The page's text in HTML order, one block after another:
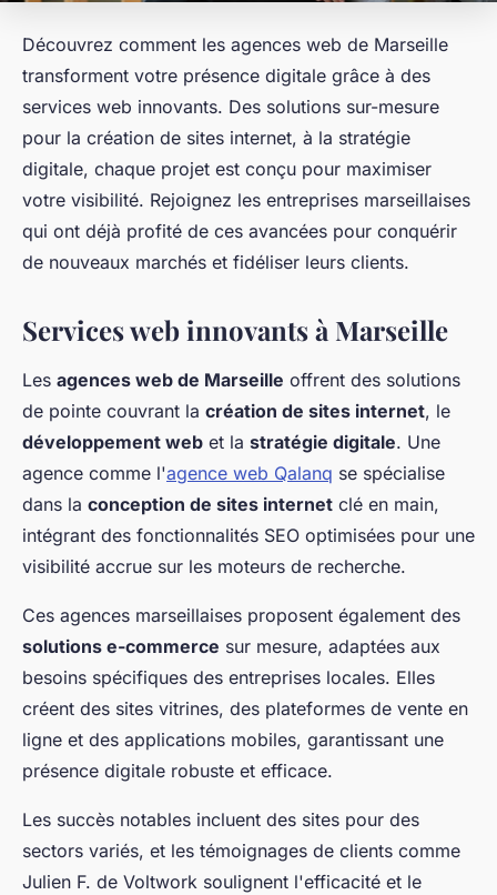
Découvrez comment les agences web de Marseille
transforment votre présence digitale grâce à des
services web innovants. Des solutions sur-mesure
pour la création de sites internet, à la stratégie
digitale, chaque projet est conçu pour maximiser
votre visibilité. Rejoignez les entreprises marseillaises
qui ont déjà profité de ces avancées pour conquérir
de nouveaux marchés et fidéliser leurs clients.
Services web innovants à Marseille
Les agences web de Marseille offrent des solutions
de pointe couvrant la création de sites internet, le
développement web et la stratégie digitale. Une
agence comme l'agence web Qalanq se spécialise
dans la conception de sites internet clé en main,
intégrant des fonctionnalités SEO optimisées pour une
visibilité accrue sur les moteurs de recherche.
Ces agences marseillaises proposent également des
solutions e-commerce sur mesure, adaptées aux
besoins spécifiques des entreprises locales. Elles
créent des sites vitrines, des plateformes de vente en
ligne et des applications mobiles, garantissant une
présence digitale robuste et efficace.
Les succès notables incluent des sites pour des
sectors variés, et les témoignages de clients comme
Julien F. de Voltwork soulignent l'efficacité et le